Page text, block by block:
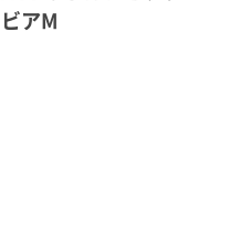
ビアM